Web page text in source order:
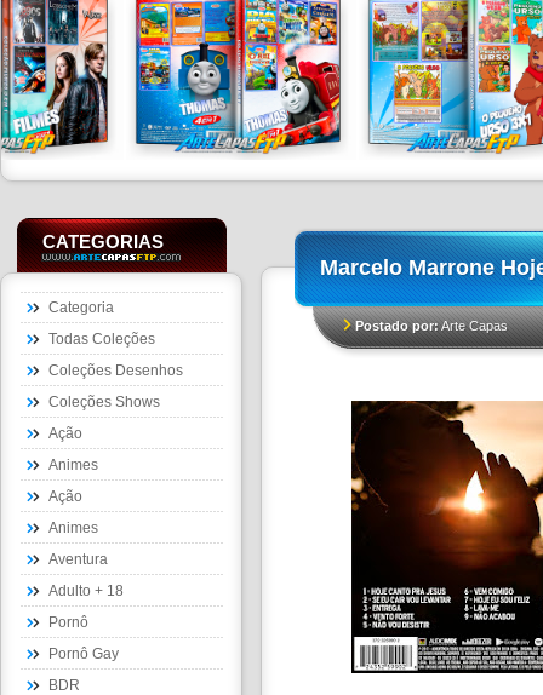
CATEGORIAS
Categoria
Todas Coleções
Coleções Desenhos
Coleções Shows
Ação
Animes
Ação
Animes
Aventura
Adulto + 18
Pornô
Pornô Gay
BDR
Marcelo Marrone
Postado por:Arte Capas